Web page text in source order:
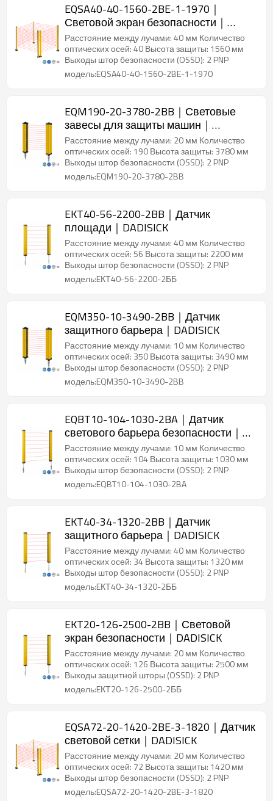
EQSA40-40-1560-2BE-1-1970｜
Световой экран безопасности｜
DADISICK
Расстояние между лучами: 40 мм Количество
оптических осей: 40 Высота защиты: 1560 мм
Выходы штор безопасности (OSSD): 2 PNP
модель:EQSA40-40-1560-2BE-1-1970
EQM190-20-3780-2BB｜Световые
завесы для защиты машин｜
DADISICK
Расстояние между лучами: 20 мм Количество
оптических осей: 190 Высота защиты: 3780 мм
Выходы штор безопасности (OSSD): 2 PNP
модель:EQM190-20-3780-2BB
EKT40-56-2200-2BB｜Датчик
площади｜DADISICK
Расстояние между лучами: 40 мм Количество
оптических осей: 56 Высота защиты: 2200 мм
Выходы штор безопасности (OSSD): 2 PNP
модель:EКТ40-56-2200-2ББ
EQM350-10-3490-2BB｜Датчик
защитного барьера｜DADISICK
Расстояние между лучами: 10 мм Количество
оптических осей: 350 Высота защиты: 3490 мм
Выходы штор безопасности (OSSD): 2 PNP
модель:EQM350-10-3490-2BB
EQBT10-104-1030-2BA｜Датчик
светового барьера безопасности｜
DADISICK
Расстояние между лучами: 10 мм Количество
оптических осей: 104 Высота защиты: 1030 мм
Выходы штор безопасности (OSSD): 2 PNP
модель:EQBT10-104-1030-2BA
EKT40-34-1320-2BB｜Датчик
защитного барьера｜DADISICK
Расстояние между лучами: 40 мм Количество
оптических осей: 34 Высота защиты: 1320 мм
Выходы штор безопасности (OSSD): 2 PNP
модель:EКТ40-34-1320-2ББ
EKT20-126-2500-2BB｜Световой
экран безопасности｜DADISICK
Расстояние между лучами: 20 мм Количество
оптических осей: 126 Высота защиты: 2500 мм
Выходы защитной шторы (OSSD): 2 PNP
модель:EКТ20-126-2500-2ББ
EQSA72-20-1420-2BE-3-1820｜Датчик
световой сетки｜DADISICK
Расстояние между лучами: 20 мм Количество
оптических осей: 72 Высота защиты: 1420 мм
Выходы штор безопасности (OSSD): 2 PNP
модель:EQSA72-20-1420-2BE-3-1820